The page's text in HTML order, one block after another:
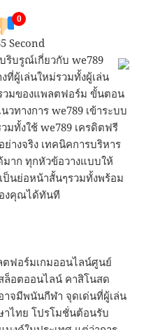
0
Second
บรูณ์เกี่ยวกับ we789
ที่ผู้เล่นใหม่รวมทั้งผู้เล่น
วมของแพลตฟอร์ม ขั้นตอน
ทางการ we789 เข้าระบบ
มทั้งใช้ we789 เครดิตฟรี
างจริง เทคนิคการบริหาร
าก ทุกหัวข้อวางแบบให้
ป็นย่อหน้าสั้นๆรวมทั้งพร้อม
งคุณได้ทันที
ตฟอร์มเกมออนไลน์ศูนย์
ล็อตออนไลน์ คาสิโนสด
จมีพนันกีฬา จุดเด่นที่ผู้เล่น
าไทย โปรโมชั่นต้อนรับ